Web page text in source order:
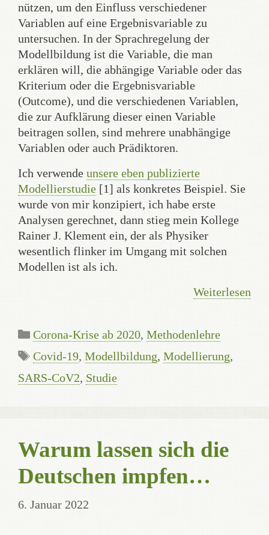
nützen, um den Einfluss verschiedener
Variablen auf eine Ergebnisvariable zu
untersuchen. In der Sprachregelung der
Modellbildung ist die Variable, die man
erklären will, die abhängige Variable oder das
Kriterium oder die Ergebnisvariable
(Outcome), und die verschiedenen Variablen,
die zur Aufklärung dieser einen Variable
beitragen sollen, sind mehrere unabhängige
Variablen oder auch Prädiktoren.
Ich verwende unsere eben publizierte
Modellierstudie [1] als konkretes Beispiel. Sie
wurde von mir konzipiert, ich habe erste
Analysen gerechnet, dann stieg mein Kollege
Rainer J. Klement ein, der als Physiker
wesentlich flinker im Umgang mit solchen
Modellen ist als ich.
Weiterlesen
Kategorien
Corona-Krise ab 2020, Methodenlehre
Schlagwörter
Covid-19, Modellbildung, Modellierung,
SARS-CoV2, Studie
Warum lassen sich die
Deutschen impfen…
6. Januar 2022